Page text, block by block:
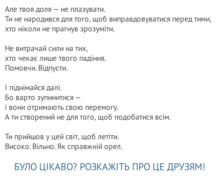
Але твоя доля — не плазувати.
Ти не народився для того, щоб виправдовуватися перед тими,
хто ніколи не прагнув зрозуміти.
Не витрачай сили на тих,
хто чекає лише твого падіння.
Помовчи. Відпусти.
І піднімайся далі.
Бо варто зупинитися —
і вони отримають свою перемогу.
А ти створений не для того, щоб подобатися всім.
Ти прийшов у цей світ, щоб летіти.
Високо. Вільно. Як справжній орел.
БУЛО ЦІКАВО? РОЗКАЖІТЬ ПРО ЦЕ ДРУЗЯМ!